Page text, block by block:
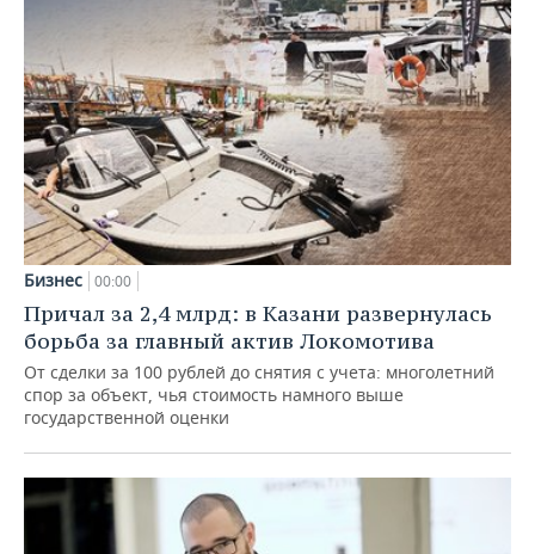
Бизнес 00:00
Причал за 2,4 млрд: в Казани развернулась
борьба за главный актив Локомотива
От сделки за 100 рублей до снятия с учета: многолетний
спор за объект, чья стоимость намного выше
государственной оценки